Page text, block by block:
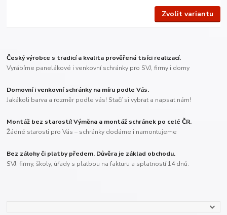
Zvolit variantu
Český výrobce s tradicí a kvalita prověřená tisíci realizací.
Vyrábíme panelákové i venkovní schránky pro SVJ, firmy i domy
Domovní i venkovní schránky na míru podle Vás.
Jakákoli barva a rozměr podle vás! Stačí si vybrat a napsat nám!
Montáž bez starostí! Výměna a montáž schránek po celé ČR.
Žádné starosti pro Vás – schránky dodáme i namontujeme
Bez zálohy či platby předem. Důvěra je základ obchodu.
SVJ, firmy, školy, úřady s platbou na fakturu a splatností 14 dnů.